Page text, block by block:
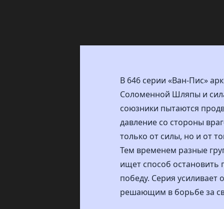
В 646 серии «Ван-Пис»
Соломенной Шляпы и
союзники пытаются
давление со стороны
только от силы, но и от
Тем временем разные
ищет способ остановить
победу. Серия
решающим в борьбе за